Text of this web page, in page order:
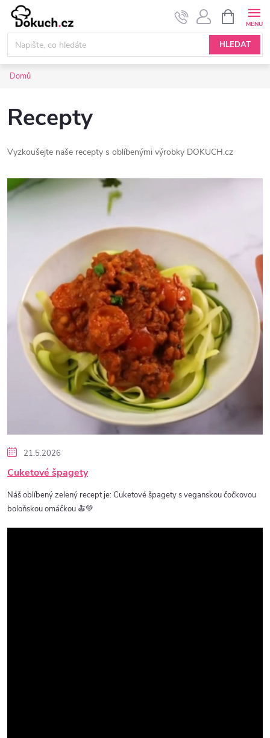
Přejít
obsah
HLEDAT
NÁKUPNÍ
KOŠÍK
Domů
Recepty
Vyzkoušejte naše recepty s oblíbenými výrobky DOKUCH.cz
V
ý
n
k
ů
21.5.2026
Cuketové špagety
Náš oblíbený zelený recept je: Cuketové špagety s veganskou čočkovou
boloňskou omáčkou 🍝💚